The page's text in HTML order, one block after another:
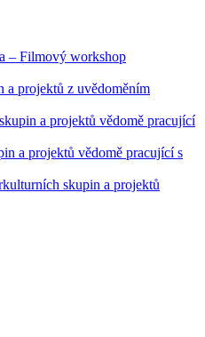
– Filmový workshop
a projektů z uvědoměním
a projektů vědomě pracující
a projektů vědomě pracující s
skupin a projektů